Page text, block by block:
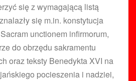
się z wymagającą listą
się m.in. konstytucja
unctionem infirmorum,
do obrzędu sakramentu
oraz teksty Benedykta XVI na
pocieszenia i nadziei,